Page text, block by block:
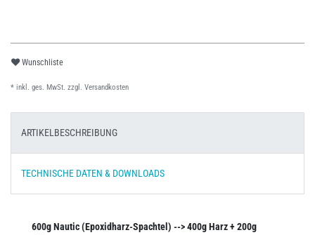
Wunschliste
* inkl. ges. MwSt. zzgl. Versandkosten
ARTIKELBESCHREIBUNG
TECHNISCHE DATEN & DOWNLOADS
600g Nautic (Epoxidharz-Spachtel) --> 400g Harz + 200g